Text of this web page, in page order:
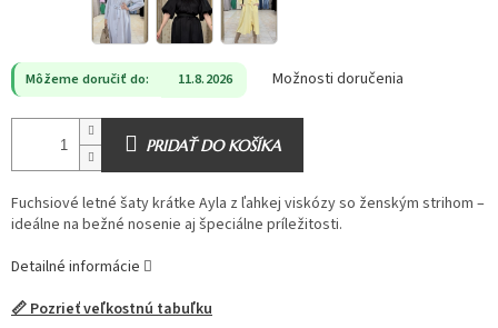
Môžeme doručiť do: 11.8.2026 Možnosti doručenia
PRIDAŤ DO KOŠÍKA
Fuchsiové letné šaty krátke Ayla z ľahkej viskózy so ženským strihom –
ideálne na bežné nosenie aj špeciálne príležitosti.
Detailné informácie
📏 Pozrieť veľkostnú tabuľku